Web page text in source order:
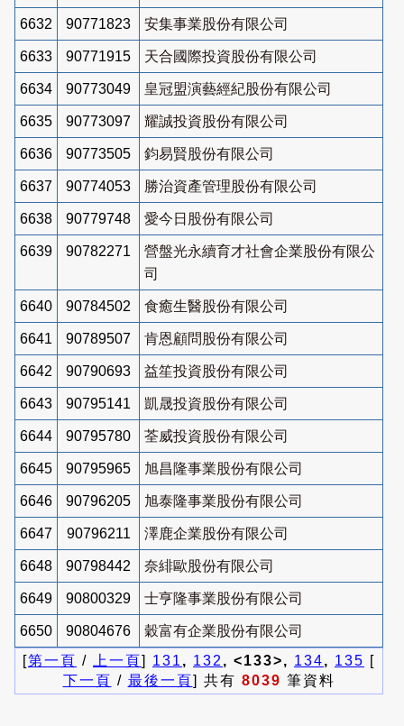
6632 90771823 安集事業股份有限公司
6633 90771915 天合國際投資股份有限公司
6634 90773049 皇冠盟演藝經紀股份有限公司
6635 90773097 耀誠投資股份有限公司
6636 90773505 鈞易賢股份有限公司
6637 90774053 勝治資產管理股份有限公司
6638 90779748 愛今日股份有限公司
6639 90782271
營盤光永續育才社會企業股份有限公
司
6640 90784502 食癒生醫股份有限公司
6641 90789507 肯恩顧問股份有限公司
6642 90790693 益笙投資股份有限公司
6643 90795141 凱晟投資股份有限公司
6644 90795780 荃威投資股份有限公司
6645 90795965 旭昌隆事業股份有限公司
6646 90796205 旭泰隆事業股份有限公司
6647 90796211 澤鹿企業股份有限公司
6648 90798442 奈緋歐股份有限公司
6649 90800329 士亨隆事業股份有限公司
6650 90804676
穀富有企業股份有限公司
[第一頁 / 上一頁] 131 , 132 , <133>, 134, 135 [
下一頁 / 最後一頁] 共有 8039 筆資料